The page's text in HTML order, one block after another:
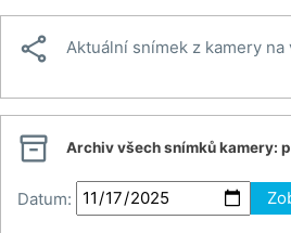
 Aktuální snímek z kamery na
 Archiv všech snímků kamery:
Datum: